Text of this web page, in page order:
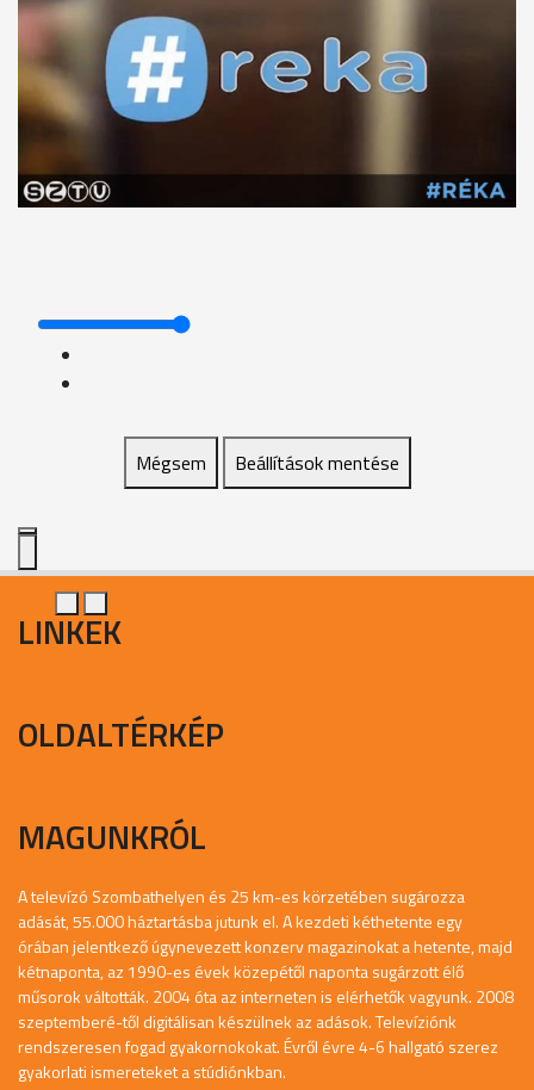
Mégsem Beállítások mentése
LINKEK
OLDALTÉRKÉP
MAGUNKRÓL
A televízó Szombathelyen és 25 km-es körzetében sugározza
adását, 55.000 háztartásba jutunk el. A kezdeti kéthetente egy
órában jelentkező úgynevezett konzerv magazinokat a hetente, majd
kétnaponta, az 1990-es évek közepétől naponta sugárzott élő
műsorok váltották. 2004 óta az interneten is elérhetők vagyunk. 2008
szeptemberé-től digitálisan készülnek az adások. Televíziónk
rendszeresen fogad gyakornokokat. Évről évre 4-6 hallgató szerez
gyakorlati ismereteket a stúdiónkban.